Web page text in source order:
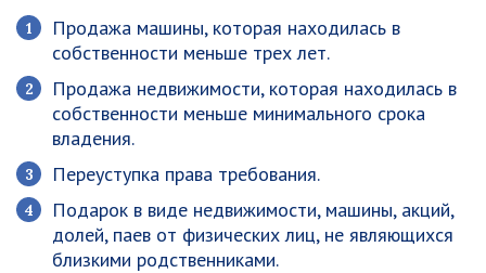
Продажа машины, которая находилась в
собственности меньше трех лет.
Продажа недвижимости, которая находилась в
собственности меньше минимального срока
владения.
Переуступка права требования.
Подарок в виде недвижимости, машины, акций,
долей, паев от физических лиц, не являющихся
близкими родственниками.